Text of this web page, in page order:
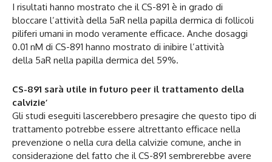
I risultati hanno mostrato che il CS-891 è in grado di
bloccare l’attività della 5aR nella papilla dermica di follicoli
piliferi umani in modo veramente efficace. Anche dosaggi
0.01 nM di CS-891 hanno mostrato di inibire l’attività
della 5aR nella papilla dermica del 59%.
CS-891 sarà utile in futuro peer il trattamento della
calvizie’
Gli studi eseguiti lascerebbero presagire che questo tipo di
trattamento potrebbe essere altrettanto efficace nella
prevenzione o nella cura della calvizie comune, anche in
considerazione del fatto che il CS-891 sembrerebbe avere